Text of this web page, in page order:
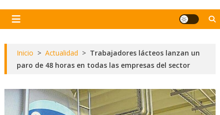
Inicio > Actualidad > Trabajadores lácteos lanzan un
paro de 48 horas en todas las empresas del sector